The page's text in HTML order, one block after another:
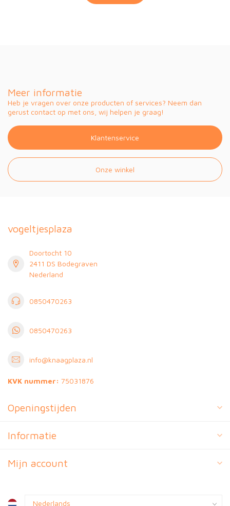
Meer informatie
Heb je vragen over onze producten of services? Neem dan
gerust contact op met ons, wij helpen je graag!
Klantenservice
Onze winkel
vogeltjesplaza
Doortocht 10
2411 DS Bodegraven
Nederland
0850470263
0850470263
info@knaagplaza.nl
KVK nummer: 75031876
Openingstijden
Informatie
Mijn account